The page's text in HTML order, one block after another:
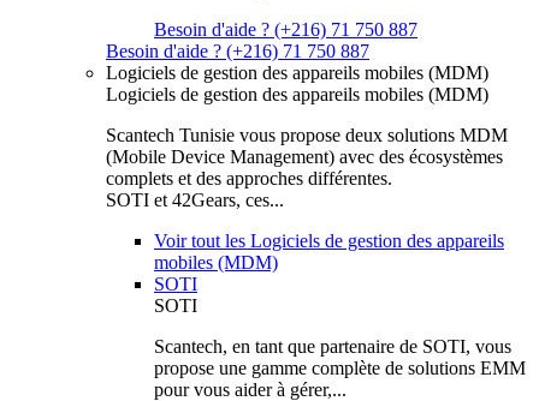
Besoin d'aide ? (+216) 71 750 887
Besoin d'aide ? (+216) 71 750 887
Logiciels de gestion des appareils mobiles (MDM)
Logiciels de gestion des appareils mobiles (MDM)
Scantech Tunisie vous propose deux solutions MDM
(Mobile Device Management) avec des écosystèmes
complets et des approches différentes.
SOTI et 42Gears, ces...
Voir tout les Logiciels de gestion des appareils
mobiles (MDM)
SOTI
SOTI
Scantech, en tant que partenaire de SOTI, vous
propose une gamme complète de solutions EMM
pour vous aider à gérer,...